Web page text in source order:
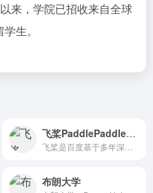
来，学院已招收来自全球
生。
飞桨PaddlePaddle开发者社区
布朗大学